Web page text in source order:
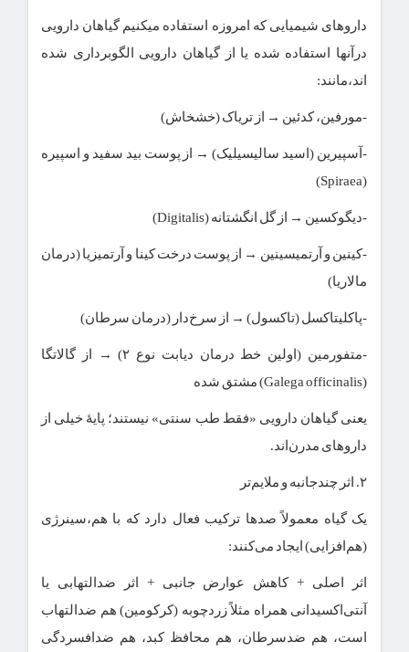
داروهای شیمیایی که امروزه استفاده میکنیم گیاهان دارویی
درآنها استفاده شده یا از گیاهان دارویی الگوبرداری شده
اند،مانند:
-مورفین، کدئین → از تریاک (خشخاش)
-آسپیرین (اسید سالیسیلیک) → از پوست بید سفید و اسپیره
(Spiraea)
-دیگوکسین → از گل انگشتانه (Digitalis)
-کینین و آرتمیسینین → از پوست درخت کینا و آرتمیزیا (درمان
مالاریا)
-پاکلیتاکسل (تاکسول) → از سرخ‌دار (درمان سرطان)
-متفورمین (اولین خط درمان دیابت نوع ۲) → از گالاتگا
(Galega officinalis) مشتق شده
یعنی گیاهان دارویی «فقط طب سنتی» نیستند؛ پایهٔ خیلی از
داروهای مدرن‌اند.
۲. اثر چندجانبه و ملایم‌تر
یک گیاه معمولاً صدها ترکیب فعال دارد که با هم،سینرژی
(هم‌افزایی) ایجاد می‌کنند:
اثر اصلی + کاهش عوارض جانبی + اثر ضدالتهابی یا
آنتی‌اکسیدانی همراه مثلاً زردچوبه (کرکومین) هم ضدالتهاب
است، هم ضدسرطان، هم محافظ کبد، هم ضدافسردگی